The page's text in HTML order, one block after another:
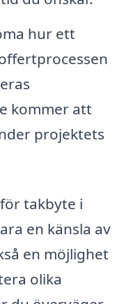
hur ett
kommer att
projektets
takbyte i
en känsla av
en möjlighet
olika